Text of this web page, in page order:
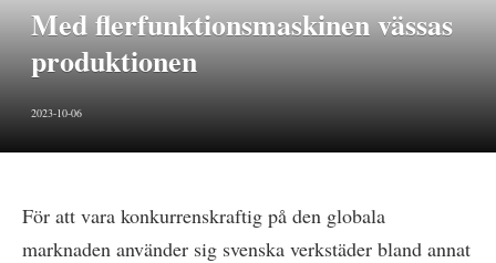
Med flerfunktionsmaskinen vässas
produktionen
2023-10-06
För att vara konkurrenskraftig på den globala
marknaden använder sig svenska verkstäder bland annat